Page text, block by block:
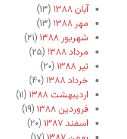
آبان ۱۳۸۸
(۱۳)
مهر ۱۳۸۸
(۱۳)
شهریور ۱۳۸۸
(۲۱)
مرداد ۱۳۸۸
(۲۵)
تیر ۱۳۸۸
(۲۰)
خرداد ۱۳۸۸
(۴۰)
اردیبهشت ۱۳۸۸
(۱۱)
فروردین ۱۳۸۸
(۱۹)
اسفند ۱۳۸۷
(۲۰)